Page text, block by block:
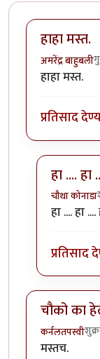
हाहा मस्त.
अमरेंद्र बाहुबली
हाहा मस्त.
प्रतिसाद
हा .... हा
चौथा कोनाडा
In reply
हा .... हा
प्रतिसाद
चौको का
कर्नलतपस्वी
मस्तच.